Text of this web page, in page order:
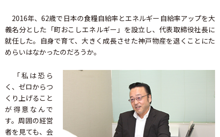
2016年、62歳で日本の食糧自給率とエネルギー自給率アップを大
義名分とした「町おこしエネルギー」を設立し、代表取締役社長に
就任した。自身で育て、大きく成長させた神戸物産を退くことにた
めらいはなかったのだろうか。
「私は恐ら
く、ゼロからつ
くり上げること
が得意なんで
す。周囲の経営
者を見ても、会